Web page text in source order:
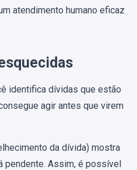
atendimento humano eficaz
identifica dívidas que estão
agir antes que virem
da dívida) mostra
pendente. Assim, é possível